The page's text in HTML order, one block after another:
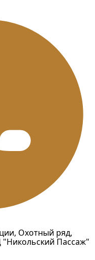
Охотный ряд,
Пассаж"